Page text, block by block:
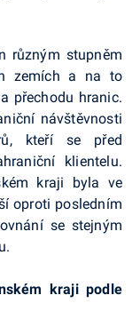
různým stupněm
zemích a na to
přechodu hranic.
návštěvnosti
kteří se před
klientelu.
kraji byla ve
oproti posledním
se stejným
kraji podle